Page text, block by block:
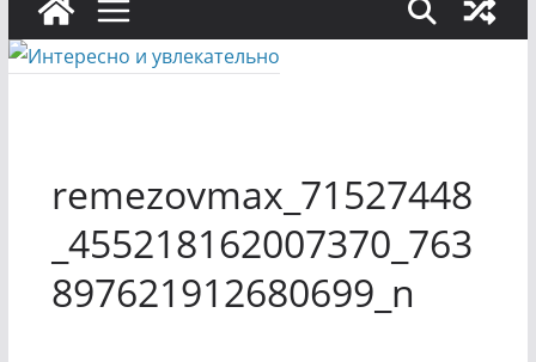
remezovmax_71527448
_455218162007370_763
897621912680699_n